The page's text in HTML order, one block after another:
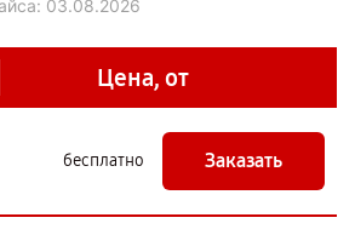
03.08.2026
Цена, от
бесплатно Заказать